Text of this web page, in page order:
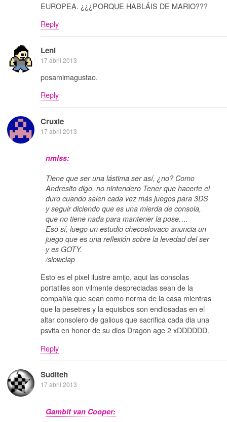
EUROPEA. ¿¿¿PORQUE HABLÁIS DE MARIO???
Reply
Leni
17 abril 2013
posamimagustao.
Reply
Cruxie
17 abril 2013
nmlss:
Tiene que ser una lástima ser así, ¿no? Como
Andresito digo, no nintendero Tener que hacerte el
duro cuando salen cada vez más juegos para 3DS
y seguir diciendo que es una mierda de consola,
que no tiene nada para mantener la pose….
Eso sí, luego un estudio checoslovaco anuncia un
juego que es una reflexión sobre la levedad del ser
y es GOTY.
/slowclap
Esto es el pixel ilustre amijo, aqui las consolas
portatiles son vilmente despreciadas sean de la
compañia que sean como norma de la casa mientras
que la pesetres y la equisbos son endiosadas en el
altar consolero de galious que sacrifica cada dia una
psvita en honor de su dios Dragon age 2 xDDDDDD.
Reply
Suditeh
17 abril 2013
Gambit van Cooper: